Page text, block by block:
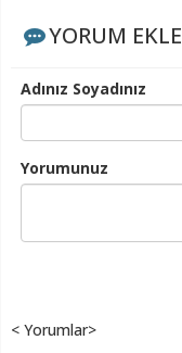
YORUM EKLE
Adınız Soyadınız
Yorumunuz
< Yorumlar>